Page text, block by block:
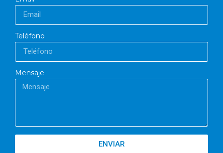
Teléfono
Mensaje
ENVIAR